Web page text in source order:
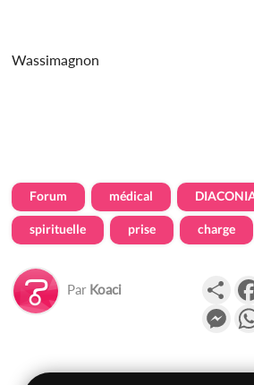
Wassimagnon
Forum médical
spirituelle prise charge
Par Koaci